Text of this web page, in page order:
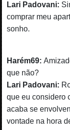
Lari Padovani:
comprar meu
sonho.
Harém69:
que não?
Lari Padovani:
que eu considero
acaba se
vontade na hora